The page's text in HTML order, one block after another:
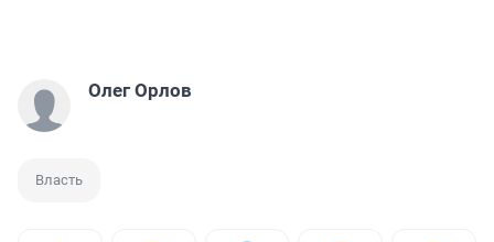
Олег Орлов
Власть